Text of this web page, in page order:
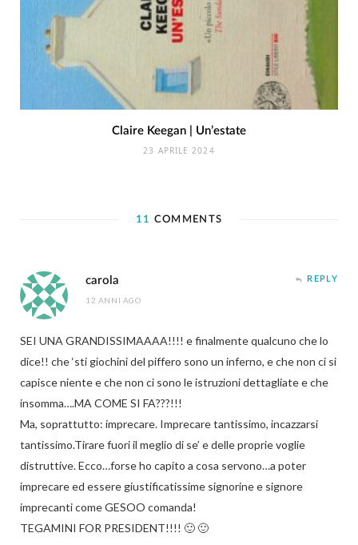
Claire Keegan | Un’estate
23 APRILE 2024
11 COMMENTS
carola
12 ANNI AGO
REPLY
SEI UNA GRANDISSIMAAAA!!!! e finalmente qualcuno che lo
dice!! che ‘sti giochini del piffero sono un inferno, e che non ci si
capisce niente e che non ci sono le istruzioni dettagliate e che
insomma….MA COME SI FA???!!!
Ma, soprattutto: imprecare. Imprecare tantissimo, incazzarsi
tantissimo.Tirare fuori il meglio di se’ e delle proprie voglie
distruttive. Ecco…forse ho capito a cosa servono…a poter
imprecare ed essere giustificatissime signorine e signore
imprecanti come GESOO comanda!
TEGAMINI FOR PRESIDENT!!!! 🙂 🙂